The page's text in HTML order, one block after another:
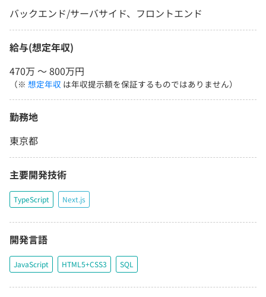
バックエンド/サーバサイド、フロントエンド
給与(想定年収)
470万 〜 800万円
（※ 想定年収 は年収提示額を保証するものではありません）
勤務地
東京都
主要開発技術
TypeScript Next.js
開発言語
JavaScript HTML5+CSS3 SQL